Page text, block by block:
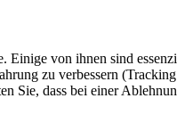
Einige von ihnen sind
zu verbessern
Sie, dass bei einer